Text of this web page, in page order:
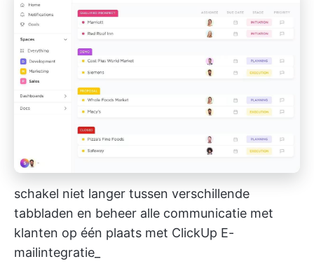
schakel niet langer tussen verschillende
tabbladen en beheer alle communicatie met
klanten op één plaats met ClickUp E-
mailintegratie_